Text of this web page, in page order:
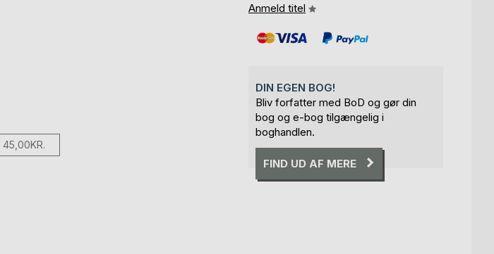
45,00KR.
Anmeld titel
DIN EGEN BOG!
Bliv forfatter med BoD og gør din
bog og e-bog tilgængelig i
boghandlen.
FIND UD AF MERE